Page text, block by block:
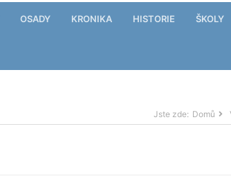
OSADY KRONIKA HISTORIE ŠKOLY
Jste zde: Domů